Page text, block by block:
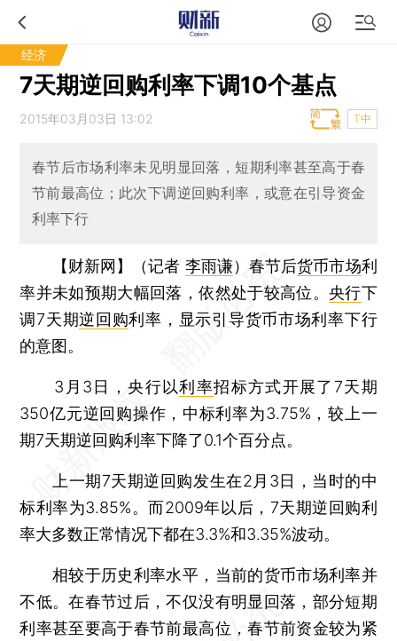
经济
7天期逆回购利率下调10个基点
2015年03月03日 13:02 T中
春节后市场利率未见明显回落，短期利率甚至高于春
节前最高位；此次下调逆回购利率，或意在引导资金
利率下行
【财新网】（记者 李雨谦） 春节后货币市场利
率并未如预期大幅回落，依然处于较高位。 央行下
调7天期逆回购利率，显示引导货币市场利率下行
的意图。
3月3日，央行以利率招标方式开展了7天期
350亿元逆回购操作，中标利率为3.75%，较上一
期7天期逆回购利率下降了0.1个百分点。
上一期7天期逆回购发生在2月3日，当时的中
标利率为3.85%。而2009年以后，7天期逆回购利
率大多数正常情况下都在3.3%和3.35%波动。
相较于历史利率水平，当前的货币市场利率并
不低。在春节过后，不仅没有明显回落，部分短期
利率甚至要高于春节前最高位，春节前资金较为紧